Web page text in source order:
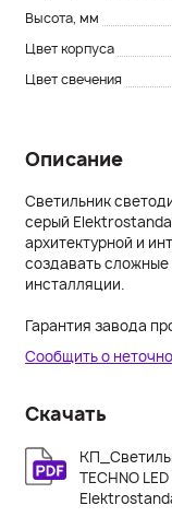
Скачать
TECHNO
Описание
Светильник
серый
архитектурной и
создавать
инсталляции.
Гарантия завода
Высота, мм
Цвет корпуса
Цвет свечения
Сообщить о